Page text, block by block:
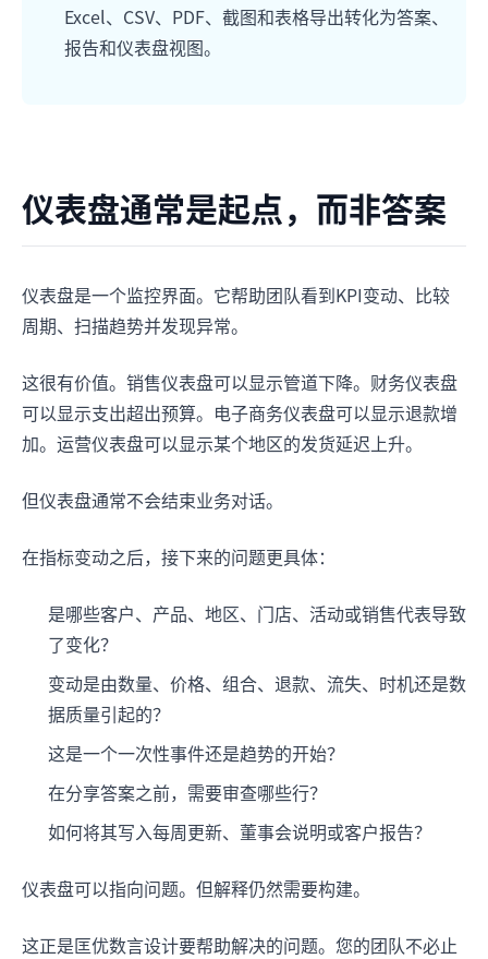
Excel、CSV、PDF、截图和表格导出转化为答案、
报告和仪表盘视图。
仪表盘通常是起点，而非答案
仪表盘是一个监控界面。它帮助团队看到KPI变动、比较
周期、扫描趋势并发现异常。
这很有价值。销售仪表盘可以显示管道下降。财务仪表盘
可以显示支出超出预算。电子商务仪表盘可以显示退款增
加。运营仪表盘可以显示某个地区的发货延迟上升。
但仪表盘通常不会结束业务对话。
在指标变动之后，接下来的问题更具体：
是哪些客户、产品、地区、门店、活动或销售代表导致
了变化？
变动是由数量、价格、组合、退款、流失、时机还是数
据质量引起的？
这是一个一次性事件还是趋势的开始？
在分享答案之前，需要审查哪些行？
如何将其写入每周更新、董事会说明或客户报告？
仪表盘可以指向问题。但解释仍然需要构建。
这正是匡优数言设计要帮助解决的问题。您的团队不必止